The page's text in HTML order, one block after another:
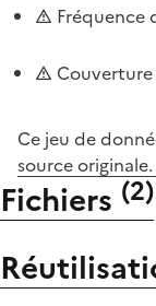
Fréquence
Ce jeu de
source originale.
Fichiers (2)